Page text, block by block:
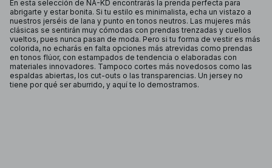
En esta selección de NA-KD encontrarás la prenda perfecta para
abrigarte y estar bonita. Si tu estilo es minimalista, echa un vistazo a
nuestros jerséis de lana y punto en tonos neutros. Las mujeres más
clásicas se sentirán muy cómodas con prendas trenzadas y cuellos
vueltos, pues nunca pasan de moda. Pero si tu forma de vestir es más
colorida, no echarás en falta opciones más atrevidas como prendas
en tonos flúor, con estampados de tendencia o elaboradas con
materiales innovadores. Tampoco cortes más novedosos como las
espaldas abiertas, los cut-outs o las transparencias. Un jersey no
tiene por qué ser aburrido, y aquí te lo demostramos.